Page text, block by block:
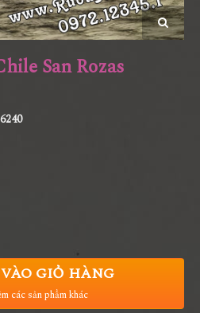
San Rozas
GIỎ HÀNG
các sản phẩm khác